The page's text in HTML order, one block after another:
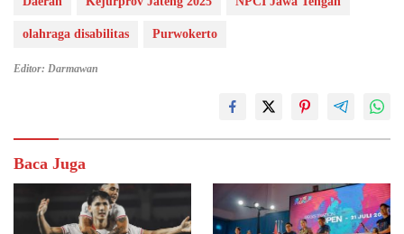
olahraga disabilitas Purwokerto
Editor: Darmawan
Baca Juga